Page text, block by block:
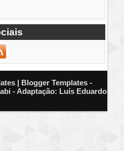
| Blogger Templates -
- Adaptação: Luís Eduardo